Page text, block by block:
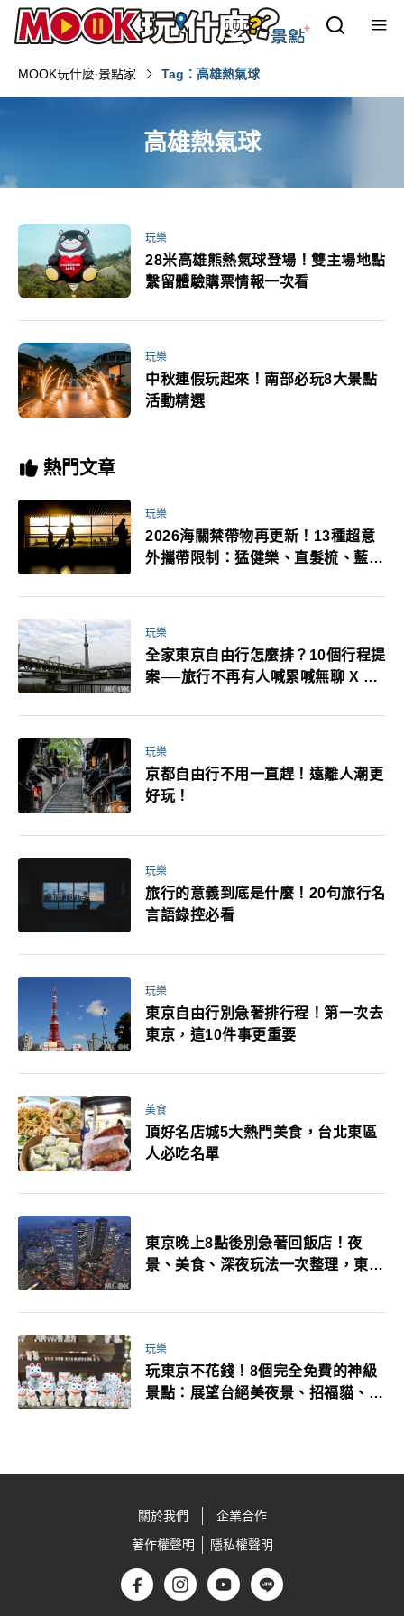
MOOK玩什麼‧景點家 Tag：高雄熱氣球
高雄熱氣球
玩樂
28米高雄熊熱氣球登場！雙主場地點
繫留體驗購票情報一次看
玩樂
中秋連假玩起來！南部必玩8大景點
活動精選
熱門文章
玩樂
2026海關禁帶物再更新！13種超意
外攜帶限制：猛健樂、直髮梳、藍牙
萬！注意事項一次看！
玩樂
全家東京自由行怎麼排？10個行程提
案──旅行不再有人喊累喊無聊 X 爸
玩樂
京都自由行不用一直趕！遠離人潮更
好玩！
玩樂
旅行的意義到底是什麼！20句旅行名
言語錄控必看
玩樂
東京自由行別急著排行程！第一次去
東京，這10件事更重要
美食
頂好名店城5大熱門美食，台北東區
人必吃名單
東京晚上8點後別急著回飯店！夜
景、美食、深夜玩法一次整理，東京
玩樂
玩東京不花錢！8個完全免費的神級
景點：展望台絕美夜景、招福貓、皇
關於我們
企業合作
著作權聲明
隱私權聲明